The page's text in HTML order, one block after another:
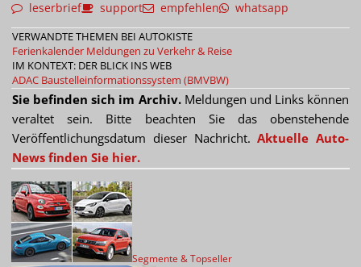
leserbrief support empfehlen whatsapp
VERWANDTE THEMEN BEI AUTOKISTE
Ferienkalender Meldungen zu Verkehr & Reise
IM KONTEXT: DER BLICK INS WEB
ADAC Baustelleinformationssystem (BMVBW)
Sie befinden sich im Archiv.Meldungen und Links können
veraltet sein. Bitte beachten Sie das obenstehende
Veröffentlichungsdatum dieser Nachricht.Aktuelle Auto-
News finden Sie hier.
Segmente & Topseller